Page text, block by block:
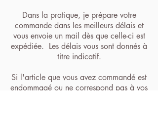
Dans la pratique, je prépare votre
commande dans les meilleurs délais et
vous envoie un mail dès que celle-ci est
expédiée. Les délais vous sont donnés à
titre indicatif.
Si l'article que vous avez commandé est
endommagé ou ne correspond pas à vos